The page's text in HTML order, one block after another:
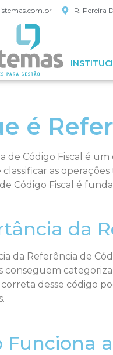
R. Pereira
é
de Código Fiscal é
as
Código Fiscal é
da
da Referência de
conseguem
desse código
Funciona